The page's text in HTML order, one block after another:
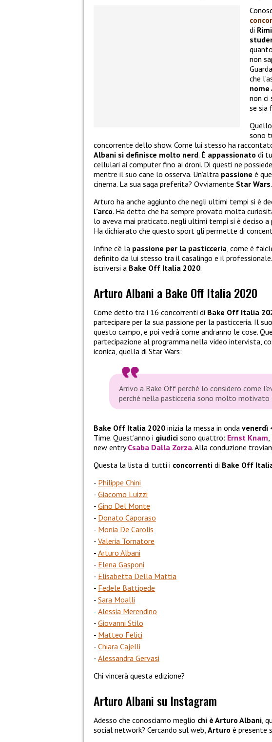
di
non
che
nome
non ci
se sia
sono
concorrente dello show. Come lui stesso ha
Albani si definisce molto nerd. È appassionato di
cellulari ai computer fino ai droni. Di questi ne
mentre il suo cane lo osserva. Un’altra passione è
cinema. La sua saga preferita? Ovviamente Star Wars.
Arturo ha anche aggiunto che negli ultimi tempi si è
l’arco. Ha detto che ha sempre provato molta
lo aveva mai praticato. negli ultimi tempi si è deciso a
Ha dichiarato che questo sport gli permette di
Infine c’è la passione per la pasticceria, come è
definito da lui stesso tra il casalingo e il
iscriversi a Bake Off Italia 2020.
Arturo Albani a Bake Off Italia 2020
Come detto tra i 16 concorrenti di Bake Off Italia
partecipare per la sua passione per la pasticceria. Il
questo campo, e poi vedrà come andranno le cose.
partecipazione al programma nella video intervista,
iconica, quella di Star Wars:
Arrivo a Bake Off perché lo considero come
perché nella pasticceria sono molto motivato
Bake Off Italia 2020 inizia la messa in onda venerdì
Time. Quest’anno i giudici sono quattro: Ernst Knam,
new entryCsaba Dalla Zorza. Alla conduzione
Questa la lista di tutti i concorrenti di Bake Off
Philippe Chini
Giacomo Luizzi
Gino Del Monte
Donato Caporaso
Monia De Carolis
Valeria Tornatore
Arturo Albani
Elena Gasponi
Elisabetta Della Mattia
Fedele Battipede
Sara Moalli
Alessia Merendino
Giovanni Stilo
Matteo Felici
Chiara Cajelli
Alessandra Gervasi
Chi vincerà questa edizione?
Arturo Albani su Instagram
Adesso che conosciamo meglio chi è Arturo Albani,
social network? Cercando sul web, Arturo è presente